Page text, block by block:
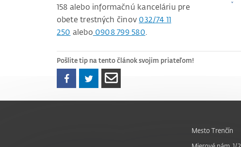
158 alebo informačnú kanceláriu pre
obete trestných činov 032/74 11
250 alebo 0908 799 580.
Pošlite tip na tento článok svojim priateľom!
Mesto Trenčín